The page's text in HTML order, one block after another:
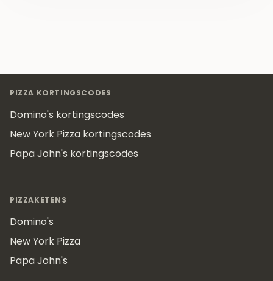
PIZZA KORTINGSCODES
Domino's kortingscodes
New York Pizza kortingscodes
Papa John's kortingscodes
PIZZAKETENS
Domino's
New York Pizza
Papa John's